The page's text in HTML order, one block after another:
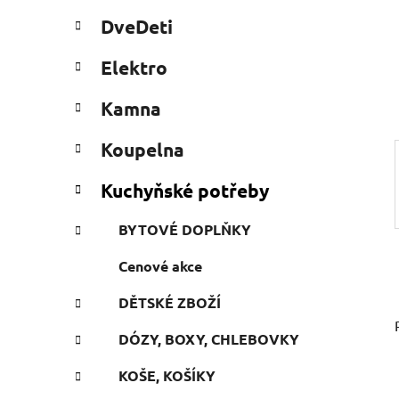
n
e
e
ó
i
DveDeti
Elektro
Kamna
Koupelna
Kuchyňské potřeby
BYTOVÉ DOPLŇKY
Cenové akce
DĚTSKÉ ZBOŽÍ
DÓZY, BOXY, CHLEBOVKY
KOŠE, KOŠÍKY